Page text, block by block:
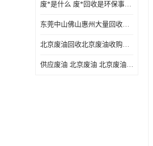
废*是什么 废*回收是环保事业吗
东莞中山佛山惠州大量回收废机油，废液压油，废润滑油，废，废火花机油，废白电油，废，废齿轮油，废白矿油，废变压器油，废燃料油，废切削油
北京废油回收北京废油收购再生注意的事项
供应废油 北京废油 北京废油回收 废油收购